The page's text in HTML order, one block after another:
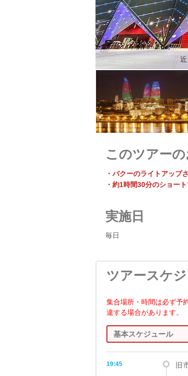
このツアー
・バクーのライトアップ
・約1時間30分のショー
実施日
毎日
ツアースケ
集合場所・時間は必ず予
違する場合があります。
基本スケジュール
19:45 旧